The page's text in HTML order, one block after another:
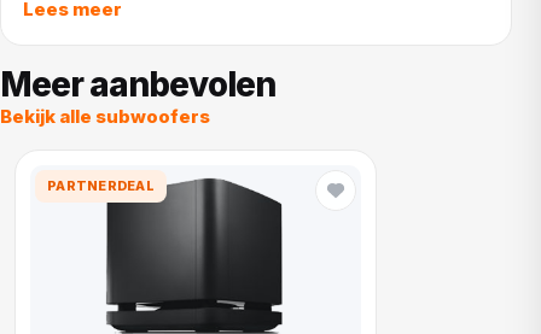
bassweergave, zodat je elke baslijn en dreun in je
de unieke akoestiek van je ruimte, zodat hij nooit hard of
vlak klinkt. Zelfs niet als je Sub 4 naast een muur of kast
wifi en de Sonos-app en geniet van het unieke geluid.
Lees meer
Meer aanbevolen
Bekijk alle subwoofers
PARTNERDEAL